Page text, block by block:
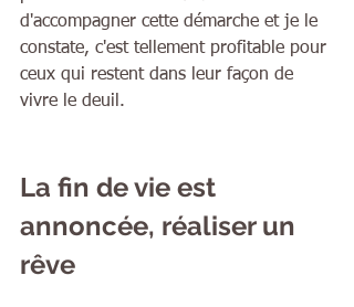
d'accompagner cette démarche et je le
constate, c'est tellement profitable pour
ceux qui restent dans leur façon de
vivre le deuil.
La fin de vie est
annoncée, réaliser un
rêve